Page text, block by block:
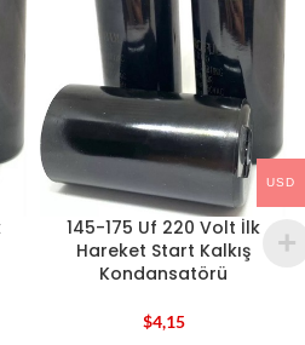
145-175 Uf 220 Volt İlk
Hareket Start Kalkış
Kondansatörü
$4,15
USD